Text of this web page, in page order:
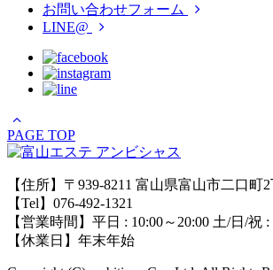
お問い合わせフォーム
LINE@
PAGE TOP
【住所】〒939-8211 富山県富山市二口町
【Tel】076-492-1321
【営業時間】平日 : 10:00～20:00 土/日/祝 :
【休業日】年末年始